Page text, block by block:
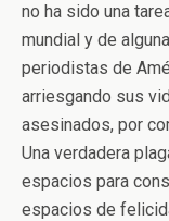
no ha sido una
mundial y de
periodistas de
arriesgando sus
asesinados, por
Una verdadera
espacios para
espacios de